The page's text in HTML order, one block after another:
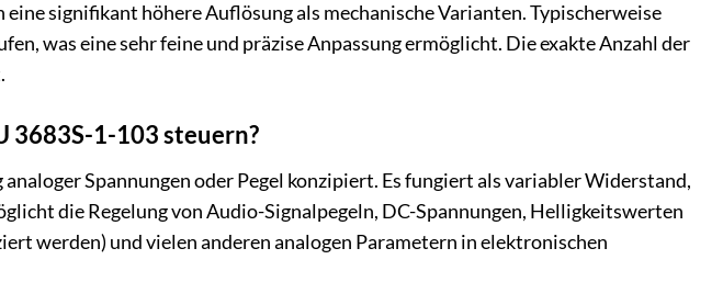
signifikant höhere Auflösung als mechanische Varianten. Typischerweise
was eine sehr feine und präzise Anpassung ermöglicht. Die exakte Anzahl der
3683S-1-103 steuern?
Spannungen oder Pegel konzipiert. Es fungiert als variabler Widerstand,
die Regelung von Audio-Signalpegeln, DC-Spannungen, Helligkeitswerten
werden) und vielen anderen analogen Parametern in elektronischen